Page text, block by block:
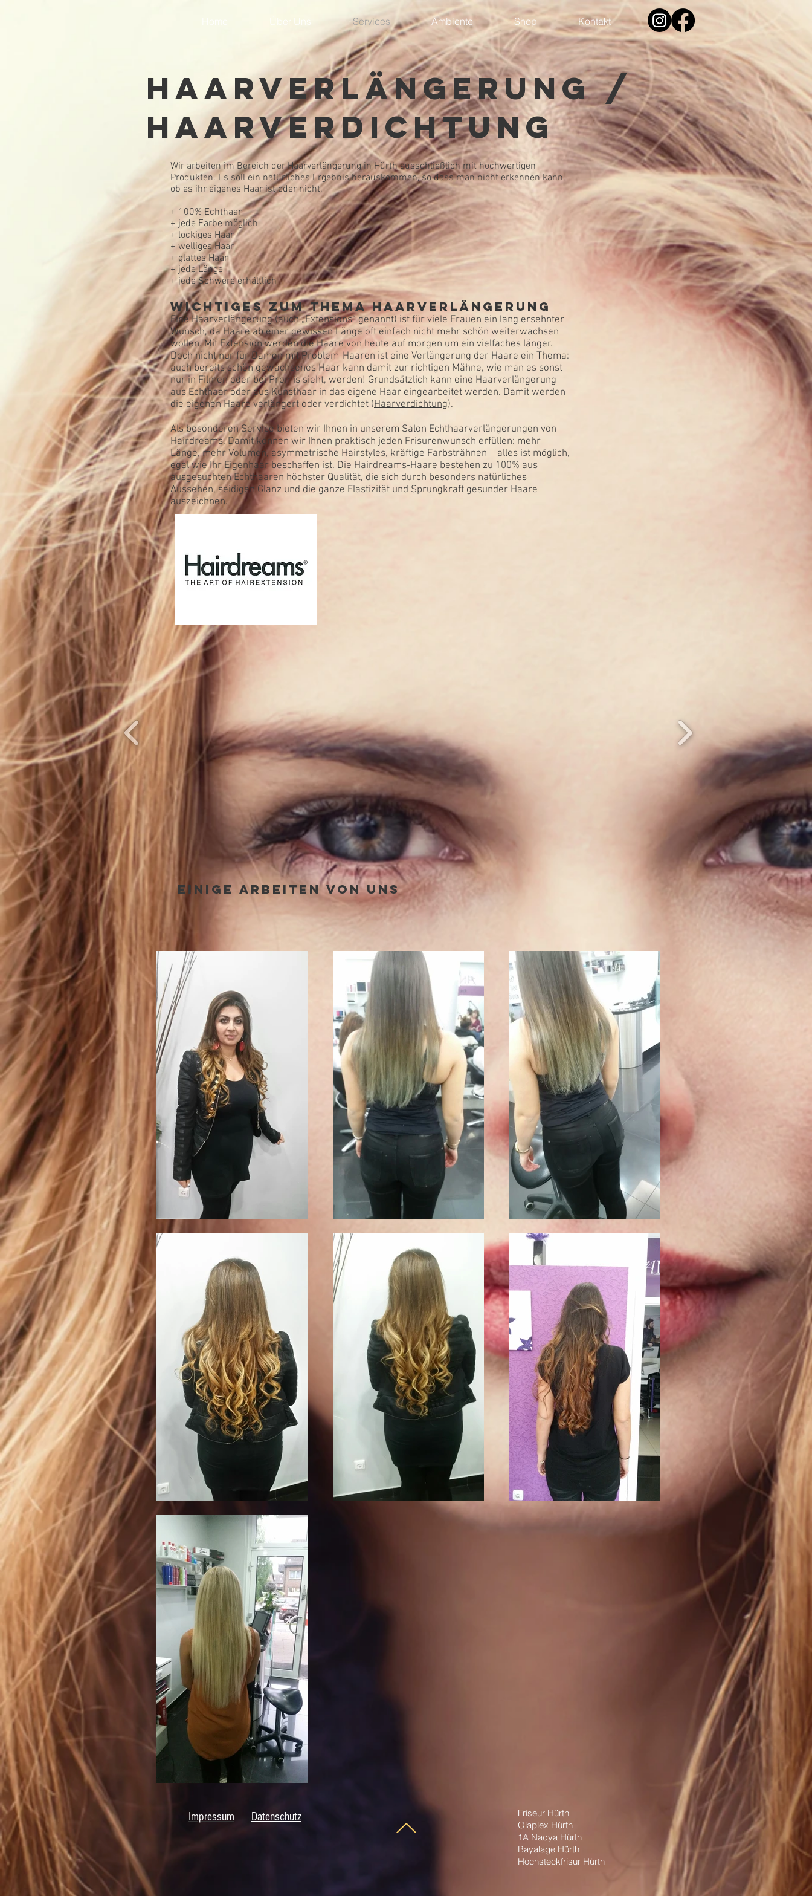
Über Uns Services Ambiente Shop Kontakt
Haarverlängerung /
Haarverdichtung
Wir arbeiten im Bereich der Haarverlängerung in Hürth ausschließlich mit hochwertigen
Produkten. Es soll ein natürliches Ergebnis herauskommen, so dass man nicht erkennen kann,
ob es ihr eigenes Haar ist oder nicht.
+ 100% Echthaar
+ jede Farbe möglich
+ lockiges Haar
+ welliges Haar
+ glattes Haar
+ jede Länge
+ jede Schwere erhältlich
Wichtiges zum Thema Haarverlängerung
Eine Haarverlängerung (auch „Extensions“ genannt) ist für viele Frauen ein lang ersehnter
Wunsch, da Haare ab einer gewissen Länge oft einfach nicht mehr schön weiterwachsen
wollen. Mit Extension werden die Haare von heute auf morgen um ein vielfaches länger.
Doch nicht nur für Damen mit Problem-Haaren ist eine Verlängerung der Haare ein Thema:
auch bereits schön gewachsenes Haar kann damit zur richtigen Mähne, wie man es sonst
nur in Filmen oder bei Promis sieht, werden! Grundsätzlich kann eine Haarverlängerung
aus Echthaar oder aus Kunsthaar in das eigene Haar eingearbeitet werden. Damit werden
die eigenen Haare verlängert oder verdichtet (Haarverdichtung).
Als besonderen Service bieten wir Ihnen in unserem Salon Echthaarverlängerungen von
Hairdreams. Damit können wir Ihnen praktisch jeden Frisurenwunsch erfüllen: mehr
Länge, mehr Volumen, asymmetrische Hairstyles, kräftige Farbsträhnen – alles ist möglich,
egal wie Ihr Eigenhaar beschaffen ist. Die Hairdreams-Haare bestehen zu 100% aus
ausgesuchten Echthaaren höchster Qualität, die sich durch besonders natürliches
Aussehen, seidigen Glanz und die ganze Elastizität und Sprungkraft gesunder Haare
auszeichnen.
Einige arbeiten von uns
Impressum Datenschutz
Friseur Hürth
Olaplex Hürth
1A Nadya Hürth
Bayalage Hürth
Hochsteckfrisur Hürth